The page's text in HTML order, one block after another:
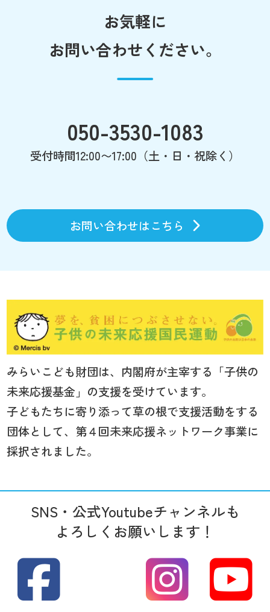
お気軽に
お問い合わせください。
050-3530-1083
受付時間12:00〜17:00（土・日・祝除く）
お問い合わせはこちら
みらいこども財団は、内閣府が主宰する「子供の
未来応援基金」の支援を受けています。
子どもたちに寄り添って草の根で支援活動をする
団体として、第４回未来応援ネットワーク事業に
採択されました。
SNS・公式Youtubeチャンネルも
よろしくお願いします！